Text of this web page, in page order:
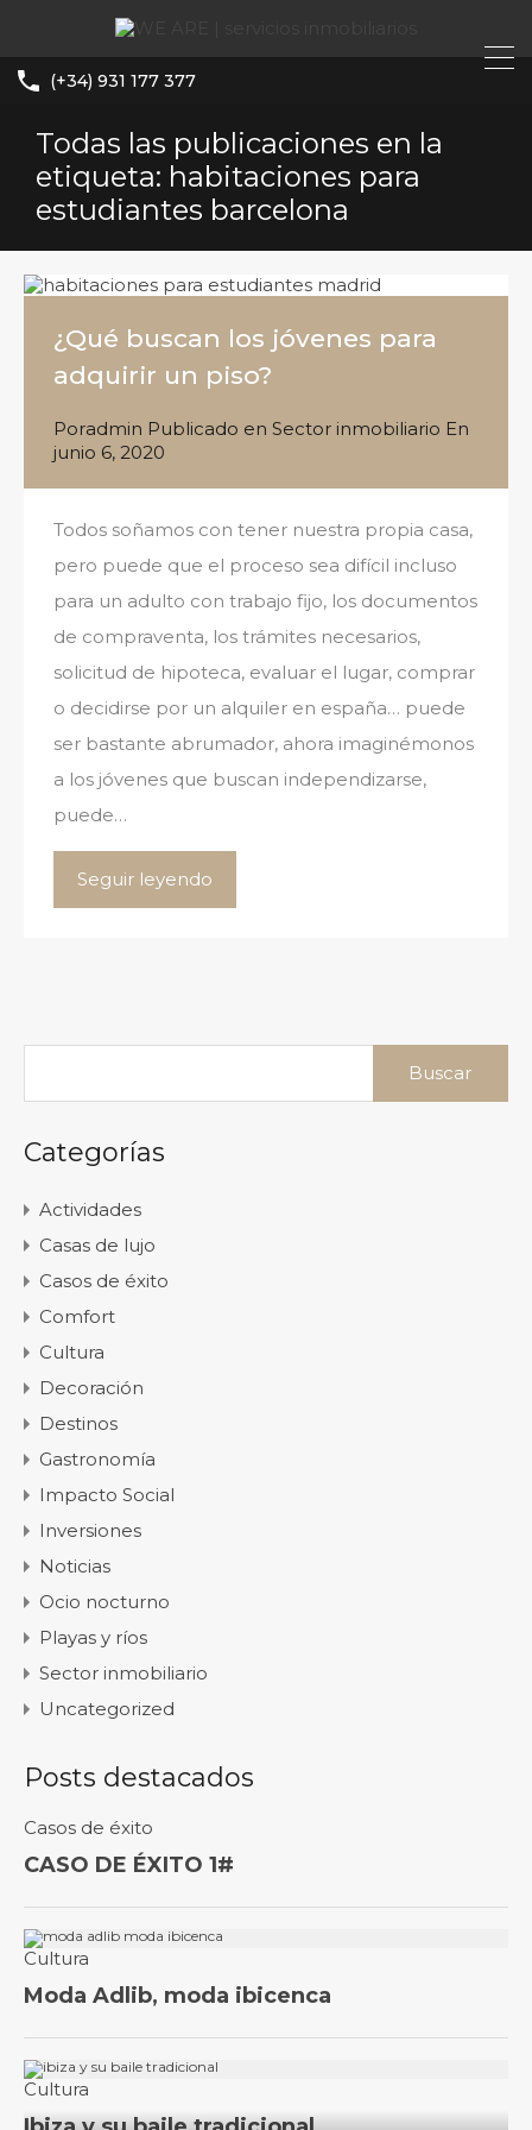
(+34) 931 177 377
Todas las publicaciones en la
etiqueta: habitaciones para
estudiantes barcelona
¿Qué buscan los jóvenes para
adquirir un piso?
Poradmin Publicado en Sector inmobiliario En
junio 6, 2020
Todos soñamos con tener nuestra propia casa,
pero puede que el proceso sea difícil incluso
para un adulto con trabajo fijo, los documentos
de compraventa, los trámites necesarios,
solicitud de hipoteca, evaluar el lugar, comprar
o decidirse por un alquiler en españa… puede
ser bastante abrumador, ahora imaginémonos
a los jóvenes que buscan independizarse,
puede…
Seguir leyendo
Buscar:
Categorías
Actividades
Casas de lujo
Casos de éxito
Comfort
Cultura
Decoración
Destinos
Gastronomía
Impacto Social
Inversiones
Noticias
Ocio nocturno
Playas y ríos
Sector inmobiliario
Uncategorized
Posts destacados